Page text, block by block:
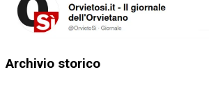
Archivio storico